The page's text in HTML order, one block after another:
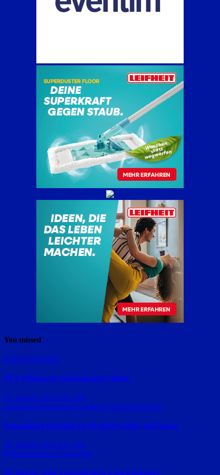
You missed
Region Straubing
TFZ-Feldtag zu Sorghum und Silphie
10. August 2026 red_ra24
Landkreis Deggendorf Landkreis Straubing-Bogen
Donaufähre Posching ist ab sofort wieder im Einsatz
10. August 2026 red_ra24
Polizeimeldungen Straubing
20-Jährige nahe Gäubodenfest sexuell belästigt